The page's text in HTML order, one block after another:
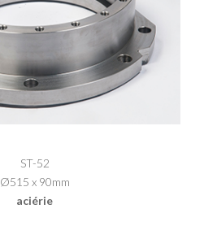
ST-52
Ø515 x 90mm
aciérie